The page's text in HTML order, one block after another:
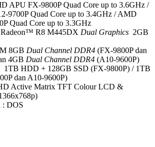
APU FX-9800P Quad Core up to 3.6GHz /
9700P Quad Core up to 3.4GHz / AMD
Quad Core up to 3.3GHz
R8 M445DX Dual Graphics 2GB
8GB Dual Channel DDR4 (FX-9800P dan
4GB Dual Channel DDR4 (A10-9600P)
1TB HDD + 128GB SSD (FX-9800P) / 1TB
dan A10-9600P)
Active Matrix TFT Colour LCD &
: DOS